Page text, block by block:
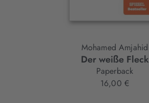
Mohamed Amjahid
Der weiße Fleck
Paperback
16,00 €